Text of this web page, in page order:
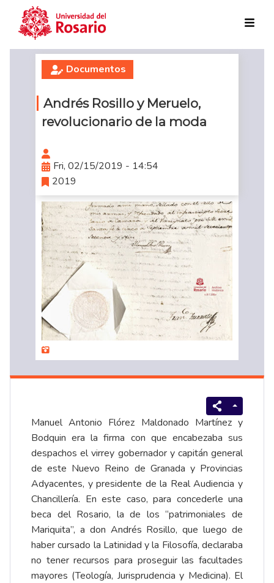
Skip to main content
Documentos
Andrés Rosillo y Meruelo,
revolucionario de la moda
Fri, 02/15/2019 - 14:54
2019
Manuel Antonio Flórez Maldonado Martínez y
Bodquin era la firma con que encabezaba sus
despachos el virrey gobernador y capitán general
de este Nuevo Reino de Granada y Provincias
Adyacentes, y presidente de la Real Audiencia y
Chancillería. En este caso, para concederle una
beca del Rosario, la de los “patrimoniales de
Mariquita”, a don Andrés Rosillo, que luego de
haber cursado la Latinidad y la Filosofía, declaraba
no tener recursos para proseguir las facultades
mayores (Teología, Jurisprudencia y Medicina). El